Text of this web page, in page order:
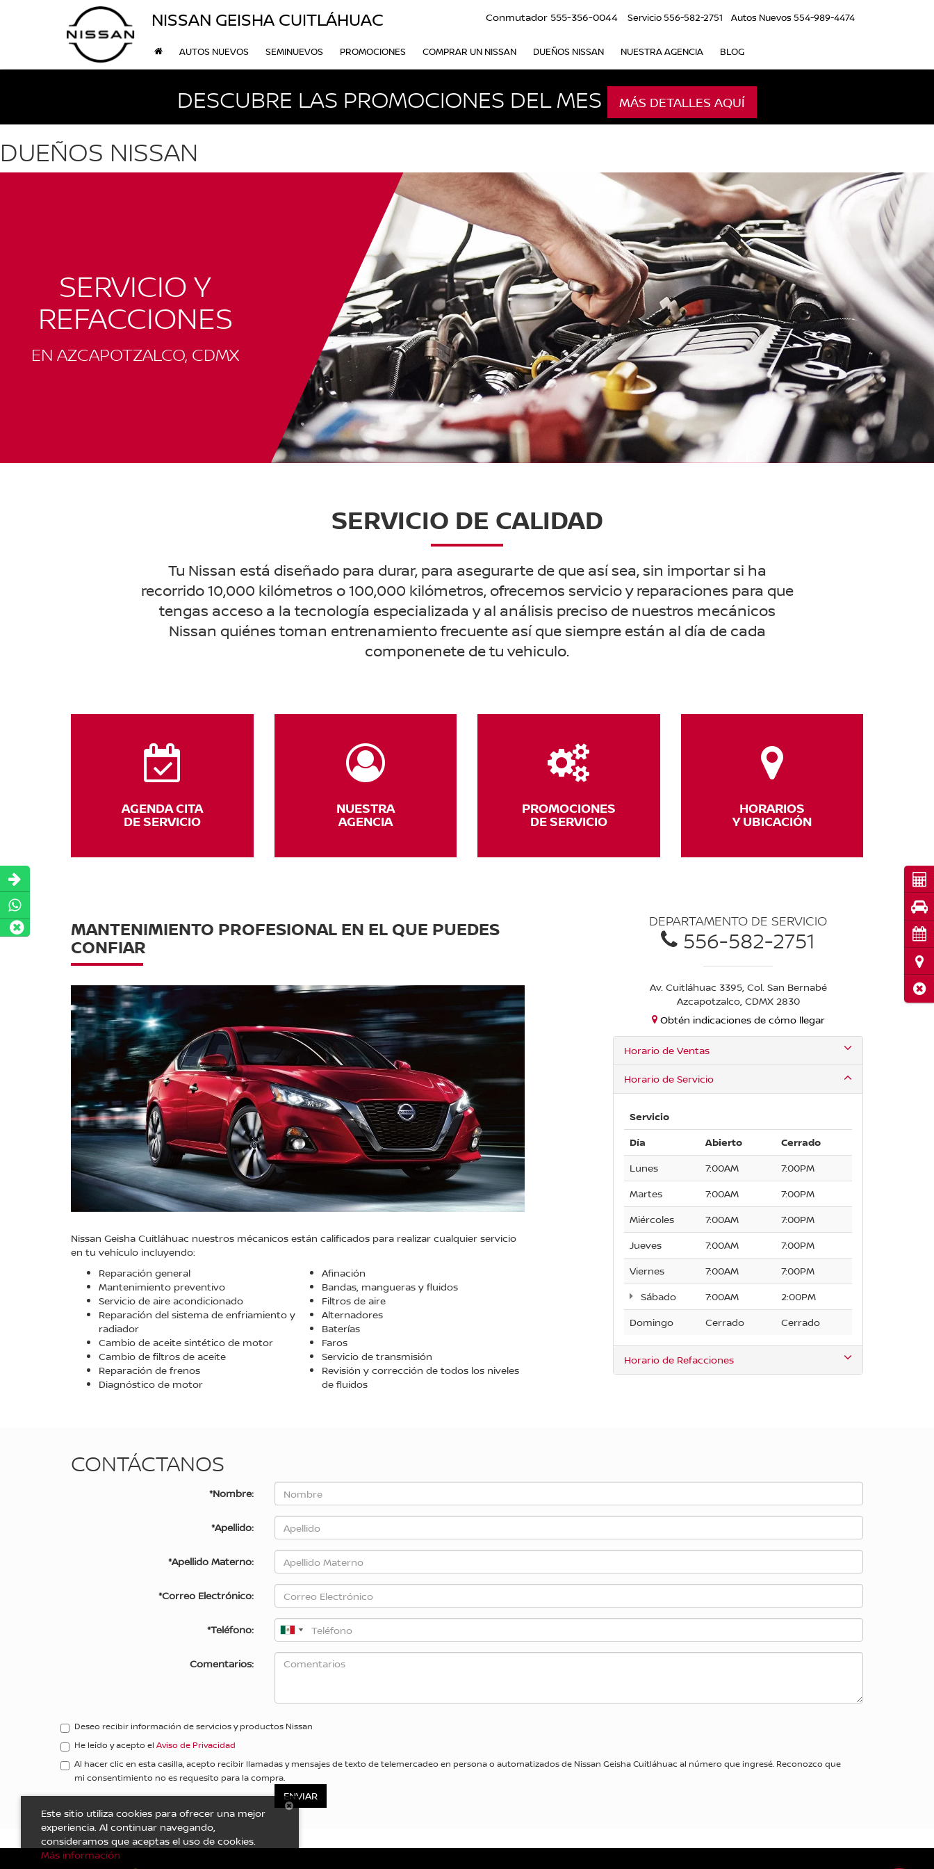
NISSAN GEISHA CUITLÁHUAC Conmutador 555-356-0044 Servicio556-582-2751 Autos Nuevos554-989-4474
AUTOS NUEVOS SEMINUEVOS PROMOCIONES COMPRAR UN NISSAN DUEÑOS NISSAN NUESTRA AGENCIA BLOG
DESCUBRE LAS PROMOCIONES DEL MES MÁS DETALLES AQUÍ
DUEÑOS NISSAN
SERVICIO Y
REFACCIONES
EN AZCAPOTZALCO, CDMX
SERVICIO DE CALIDAD
Tu Nissan está diseñado para durar, para asegurarte de que así sea, sin importar si ha
recorrido 10,000 kilómetros o 100,000 kilómetros, ofrecemos servicio y reparaciones para que
tengas acceso a la tecnología especializada y al análisis preciso de nuestros mecánicos
Nissan quiénes toman entrenamiento frecuente así que siempre están al día de cada
componenete de tu vehiculo.
AGENDA CITA
DE SERVICIO
NUESTRA
AGENCIA
PROMOCIONES
DE SERVICIO
HORARIOS
Y UBICACIÓN
MANTENIMIENTO PROFESIONAL EN EL QUE PUEDES
CONFIAR
Nissan Geisha Cuitláhuac nuestros mécanicos están calificados para realizar cualquier servicio
en tu vehículo incluyendo:
Reparación general
Mantenimiento preventivo
Servicio de aire acondicionado
Reparación del sistema de enfriamiento y
radiador
Cambio de aceite sintético de motor
Cambio de filtros de aceite
Reparación de frenos
Diagnóstico de motor
Afinación
Bandas, mangueras y fluidos
Filtros de aire
Alternadores
Baterías
Faros
Servicio de transmisión
Revisión y corrección de todos los niveles
de fluidos
DEPARTAMENTO DE SERVICIO
556-582-2751
Av. Cuitláhuac 3395, Col. San Bernabé
Azcapotzalco, CDMX 2830
Obtén indicaciones de cómo llegar
Horario de Ventas
Horario de Servicio
Servicio
Día
Abierto
Cerrado
Lunes
7:00AM
7:00PM
Martes
7:00AM
7:00PM
Miércoles
7:00AM
7:00PM
Jueves
7:00AM
7:00PM
Viernes
7:00AM
7:00PM
Sábado
7:00AM
2:00PM
Domingo
Cerrado Cerrado
Horario de Refacciones
CONTÁCTANOS
*Nombre:
*Apellido:
*Apellido Materno:
*Correo Electrónico:
*Teléfono:
Comentarios:
Deseo recibir información de servicios y productos Nissan
He leído y acepto el Aviso de Privacidad
Al hacer clic en esta casilla, acepto recibir llamadas y mensajes de texto de telemercadeo en persona o automatizados de Nissan Geisha Cuitláhuac al número que ingresé. Reconozco que
mi consentimiento no es requesito para la compra.
Este sitio utiliza cookies para ofrecer una mejor
experiencia. Al continuar navegando,
consideramos que aceptas el uso de cookies.
Más información